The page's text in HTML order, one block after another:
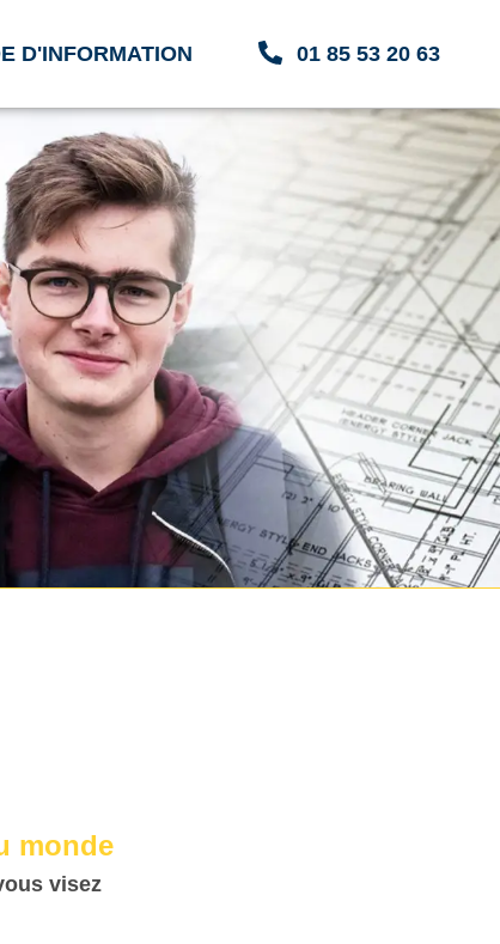
D'INFORMATION 01 85 53 20 63
monde
visez